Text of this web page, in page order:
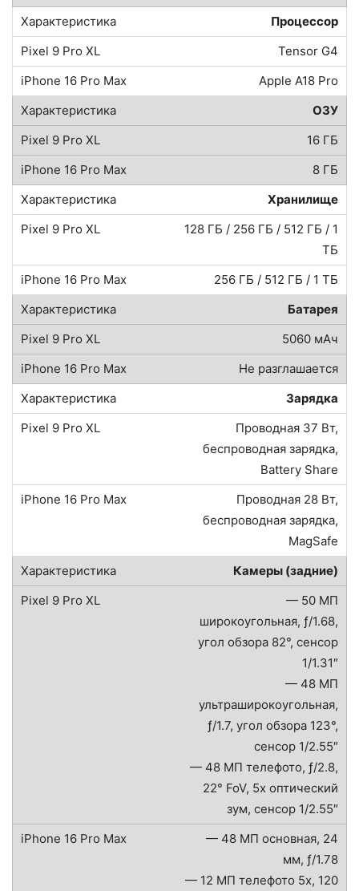
Процессор
Tensor G4
Apple A18 Pro
ОЗУ
16 ГБ
8 ГБ
Хранилище
128 ГБ / 256 ГБ / 512 ГБ / 1
ТБ
256 ГБ / 512 ГБ / 1 ТБ
Батарея
5060 мАч
Не разглашается
Зарядка
Проводная 37 Вт,
беспроводная зарядка,
Battery Share
Проводная 28 Вт,
беспроводная зарядка,
MagSafe
Камеры (задние)
— 50 МП
широкоугольная, ƒ/1.68,
угол обзора 82°, сенсор
1/1.31″
— 48 МП
ультраширокоугольная,
ƒ/1.7, угол обзора 123°,
сенсор 1/2.55″
— 48 МП телефото, ƒ/2.8,
22° FoV, 5x оптический
зум, сенсор 1/2.55″
— 48 МП основная, 24
мм, ƒ/1.78
— 12 МП телефото 5x, 120